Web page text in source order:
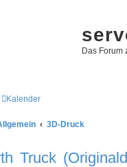
Das Forum
Kalender
3D-Druck
Truck